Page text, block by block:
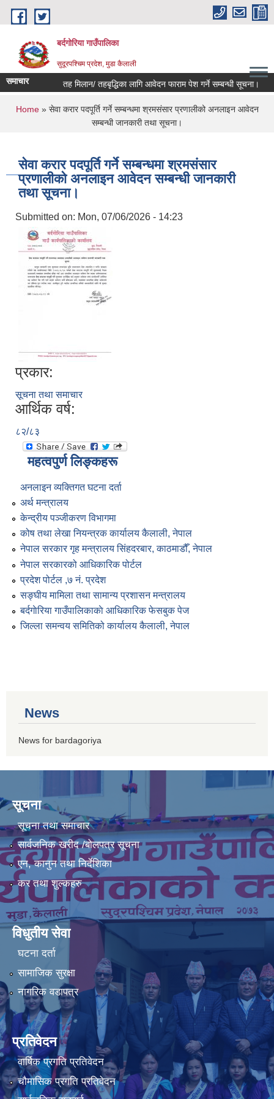
Skip to main content
बर्दगोरिया गाउँपालिका
सुदूरपश्चिम प्रदेश, मुडा कैलाली
समाचार तह मिलान/ तहबृद्धिका लागि आवेदन फाराम पेश गर्ने सम्बन्धी सूचना।
You are here
Home» सेवा करार पदपूर्ति गर्ने सम्बन्धमा श्रमसंसार प्रणालीको अनलाइन आवेदन
सम्बन्धी जानकारी तथा सूचना।
सेवा करार पदपूर्ति गर्ने सम्बन्धमा श्रमसंसार
प्रणालीको अनलाइन आवेदन सम्बन्धी जानकारी
तथा सूचना।
Submitted on: Mon, 07/06/2026 - 14:23
प्रकार:
सूचना तथा समाचार
आर्थिक वर्ष:
८२/८३
महत्वपुर्ण लिङ्कहरू
अनलाइन व्यक्तिगत घटना दर्ता
अर्थ मन्त्रालय
केन्द्रीय पञ्जीकरण विभागमा
कोष तथा लेखा नियन्त्रक कार्यालय कैलाली, नेपाल
नेपाल सरकार गृह मन्त्रालय सिंहदरबार, काठमाडौँ, नेपाल
नेपाल सरकारको आधिकारिक पोर्टल
प्रदेश पोर्टल ,७ नं. प्रदेश
सङ्घीय मामिला तथा सामान्य प्रशासन मन्त्रालय
बर्दगाेरिया गाउँपालिकाकाे आधिकारिक फेसबुक पेज
जिल्ला समन्वय समितिको कार्यालय कैलाली, नेपाल
News
News for bardagoriya
सूचना
सूचना तथा समाचार
सार्वजनिक खरीद /बोलपत्र सूचना
एन, कानुन तथा निर्देशिका
कर तथा शुल्कहरु
विधुतीय सेवा
घटना दर्ता
सामाजिक सुरक्षा
नागरिक वडापत्र
प्रतिवेदन
वार्षिक प्रगति प्रतिवेदन
चौमासिक प्रगति प्रतिवेदन